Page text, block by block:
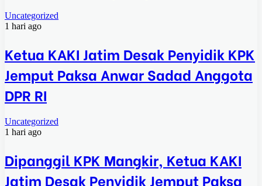
Uncategorized
1 hari ago
Ketua KAKI Jatim Desak Penyidik KPK
Jemput Paksa Anwar Sadad Anggota
DPR RI
Uncategorized
1 hari ago
Dipanggil KPK Mangkir, Ketua KAKI
Jatim Desak Penyidik Jemput Paksa